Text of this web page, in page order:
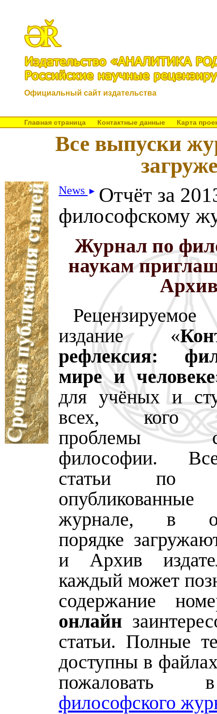
Официальный сайт издательства
Главная страница Контактные данные Карта
Все выпуски
News ► Отчёт за
философскому
Журнал по
наукам
издание «
рефлексия:
мире и человеке
для учёных и
всех, кого
проблемы
философии.
статьи по
журнале, в
порядке
и Архив
каждый может
содержание
онлайн
статьи. Полные
доступны в
философского